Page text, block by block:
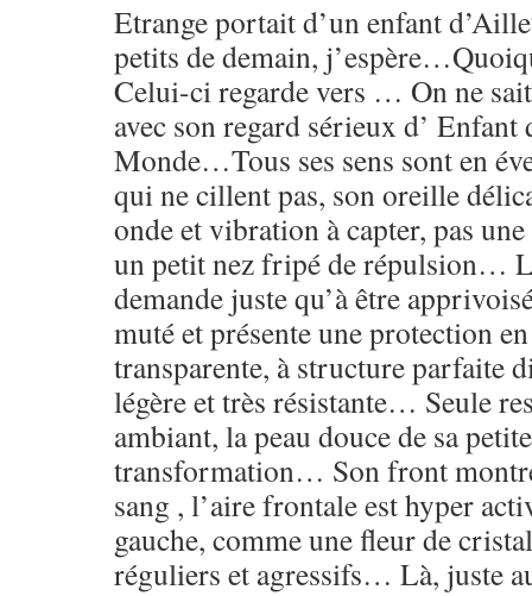
Etrange portait d’un enfant
petits de demain,
Celui-ci regarde vers … On ne
avec son regard sérieux d’
Monde…Tous ses sens sont en
qui ne cillent pas, son oreille
onde et vibration à capter, pas
un petit nez fripé de répulsion…
demande juste qu’à être
muté et présente une protection
transparente, à structure parfaite
légère et très résistante… Seule
ambiant, la peau douce de sa
transformation… Son front
sang , l’aire frontale est hyper
gauche, comme une fleur de
réguliers et agressifs… Là, juste